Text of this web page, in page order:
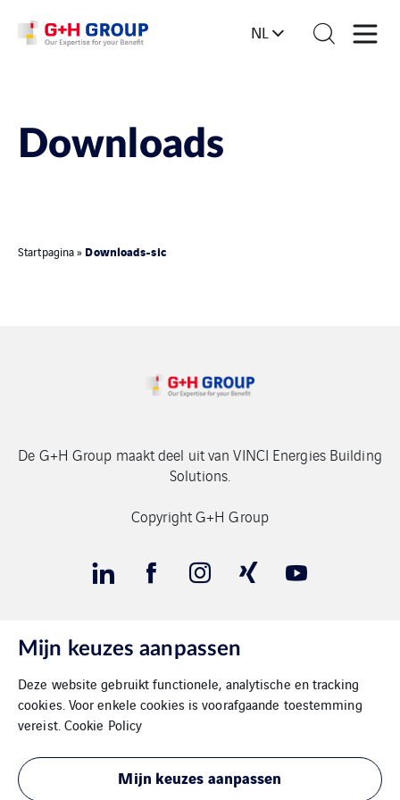
NL
Downloads
Startpagina» Downloads-sic
De G+H Group maakt deel uit van VINCI Energies Building
Solutions.
Copyright G+H Group
Contact
Gegevensbeschermimg
Impressum
Cookies
Mijn keuzes aanpassen
Deze website gebruikt functionele, analytische en tracking
cookies. Voor enkele cookies is voorafgaande toestemming
vereist. Cookie Policy
Mijn keuzes aanpassen